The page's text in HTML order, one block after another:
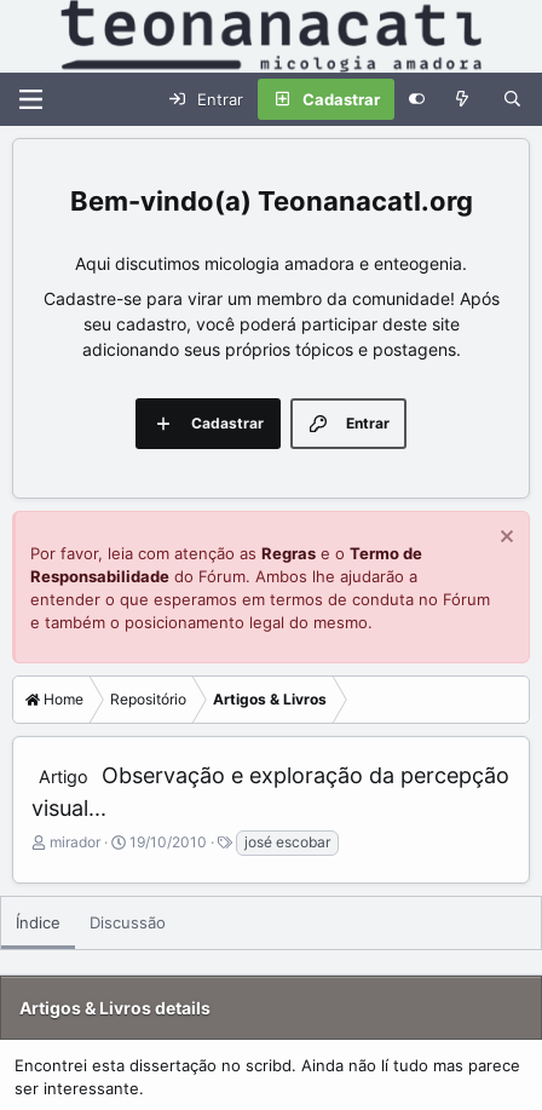
Entrar Cadastrar
Teonanacatl.org
Aqui discutimos micologia amadora e enteogenia.
Cadastre-se para virar um membro da comunidade! Após
seu cadastro, você poderá participar deste site
adicionando seus próprios tópicos e postagens.
Entrar
Cadastrar
Por favor, leia com atenção as Regras e o Termo de
Responsabilidade do Fórum. Ambos lhe ajudarão a
entender o que esperamos em termos de conduta no Fórum
e também o posicionamento legal do mesmo.
Home Repositório Artigos & Livros
Artigo
Observação e exploração da percepção
visual...
A
d
d
b
y
mirador
C
e
t
e
d
t
e
19/10/2010
T
a
g
josé escobar
Índice Discussão
Artigos & Livros details
Encontrei esta dissertação no scribd. Ainda não lí tudo mas parece
ser interessante.